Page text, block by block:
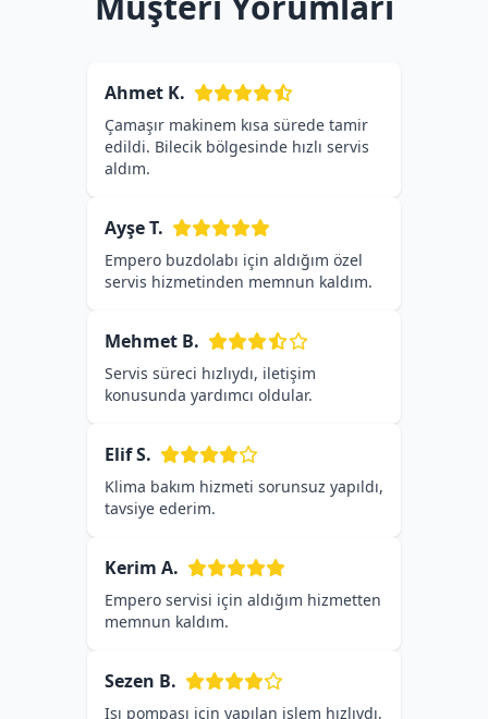
Ahmet K.
Çamaşır makinem kısa sürede tamir
edildi. Bilecik bölgesinde hızlı servis
aldım.
Ayşe T.
Empero buzdolabı için aldığım özel
servis hizmetinden memnun kaldım.
Mehmet B.
Servis süreci hızlıydı, iletişim
konusunda yardımcı oldular.
Elif S.
Klima bakım hizmeti sorunsuz yapıldı,
tavsiye ederim.
Kerim A.
Empero servisi için aldığım hizmetten
memnun kaldım.
Sezen B.
Isı pompası için yapılan işlem hızlıydı,